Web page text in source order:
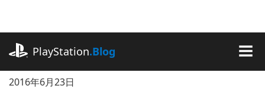
に
キ
ッ
プ
PlayStation.Blog
2016年6月23日